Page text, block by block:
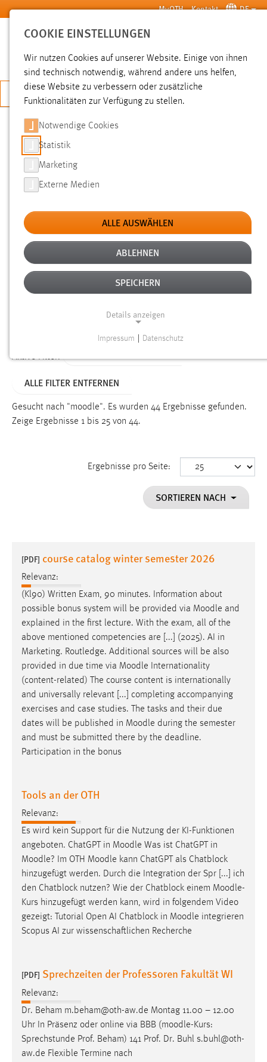
Zum Hauptinhalt springen MyOTH Kontakt DE
SUCHE
JETZT BEWERBEN
SUCHE
FILTER
Typ
Erstellungsdatum
Alter
Aktive Filter:
ALLE FILTER ENTFERNEN
Gesucht nach "moodle". Es wurden 44 Ergebnisse gefunden.
Zeige Ergebnisse 1 bis 25 von 44.
Ergebnisse pro Seite:
SORTIEREN NACH
[PDF] course catalog winter semester 2026
Relevanz:
(Kl90) Written Exam, 90 minutes. Information about
possible bonus system will be provided via Moodle and
explained in the first lecture. With the exam, all of the
above mentioned competencies are [...] (2025). AI in
Marketing. Routledge. Additional sources will be also
provided in due time via Moodle Internationality
(content-related) The course content is internationally
and universally relevant [...] completing accompanying
exercises and case studies. The tasks and their due
dates will be published in Moodle during the semester
and must be submitted there by the deadline.
Participation in the bonus
Tools an der OTH
Relevanz:
Es wird kein Support für die Nutzung der KI-Funktionen
angeboten. ChatGPT in Moodle Was ist ChatGPT in
Moodle? Im OTH Moodle kann ChatGPT als Chatblock
hinzugefügt werden. Durch die Integration der Spr [...] ich
den Chatblock nutzen? Wie der Chatblock einem Moodle-
Kurs hinzugefügt werden kann, wird in folgendem Video
gezeigt: Tutorial Open AI Chatblock in Moodle integrieren
Scopus AI zur wissenschaftlichen Recherche
[PDF] Sprechzeiten der Professoren Fakultät WI
Relevanz:
Dr. Beham m.beham@oth-aw.de Montag 11.00 – 12.00
Uhr In Präsenz oder online via BBB (moodle-Kurs:
Sprechstunde Prof. Beham) 141 Prof. Dr. Buhl s.buhl@oth-
aw.de Flexible Termine nach
COOKIE EINSTELLUNGEN
Wir nutzen Cookies auf unserer Website. Einige von ihnen
sind technisch notwendig, während andere uns helfen,
diese Website zu verbessern oder zusätzliche
Funktionalitäten zur Verfügung zu stellen.
Notwendige Cookies
Statistik
Marketing
Externe Medien
ALLE AUSWÄHLEN
ABLEHNEN
SPEICHERN
Details anzeigen
Funktionen und sind für die einwandfreie Funktion der
Einverständnis
cookie_consent
Dieser Cookie speichert die ausgewählten Einverständnis-
Performance
Name:
Zweck:
Für performante Seitenauslieferung wird in diesem Cookie
gespeichert, ob man eingeloggt ist.
Sprachpräferenz
Name:
site-language-preference
Zweck:
Cookie Laufzeit:
Chat
Name:
MibewSessionID, MIBEW_UserID, mibew_locale, mibew-
chat-frame-style-5e9dbeb1811c0446
Zweck:
Wird benötigt um die Chatfunktion nutzen zu können.
5e9dbeb1811c0446 = Sitzungslaufzeit, mibew_locale = 3
Login
Name:
fe_user, be_user, be_lastLoginProvider
Impressum Datenschutz